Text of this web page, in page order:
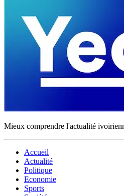
Mieux comprendre l'actualité
Accueil
Actualité
Politique
Economie
Sports